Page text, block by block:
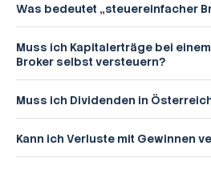
Was bedeutet „steuereinfacher
Muss ich Kapitalerträge bei
Broker selbst versteuern?
Muss ich Dividenden in
Kann ich Verluste mit Gewinnen